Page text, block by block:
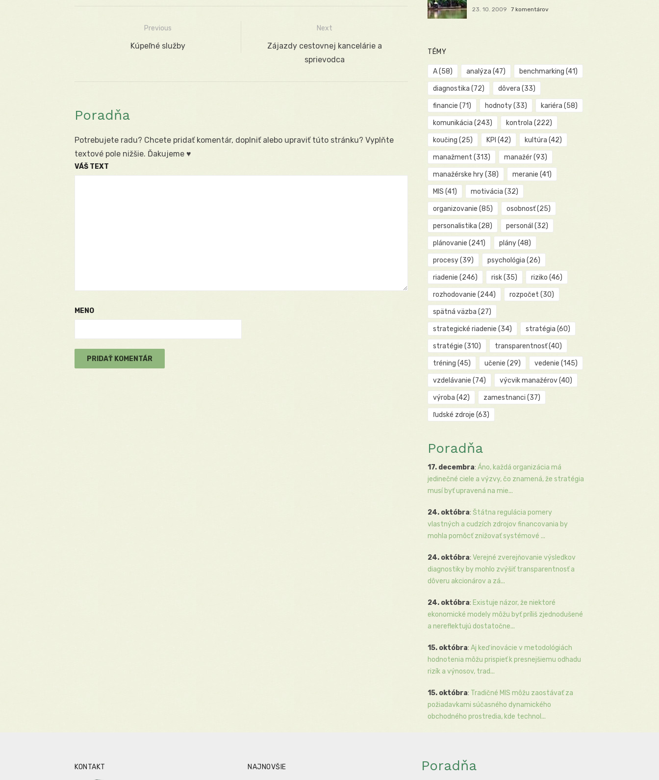
Navigácia
Previous
Previous
Kúpeľné služby
Next
Next
Zájazdy cestovnej kancelárie a
sprievodca
Poradňa
Potrebujete radu? Chcete pridať komentár, doplniť alebo upraviť túto stránku? Vyplňte
textové pole nižšie. Ďakujeme ♥
VÁŠ TEXT
MENO
23. 10. 2009 7 komentárov
TÉMY
A(58) analýza (47) benchmarking (41)
diagnostika (72) dôvera (33)
financie (71) hodnoty(33) kariéra (58)
komunikácia (243) kontrola (222)
koučing (25) KPI (42) kultúra (42)
manažment (313) manažér(93)
manažérske hry(38) meranie (41)
MIS (41) motivácia (32)
organizovanie (85) osobnosť(25)
personalistika (28) personál (32)
plánovanie (241) plány(48)
procesy(39) psychológia (26)
riadenie (246) risk(35) riziko (46)
rozhodovanie (244) rozpočet (30)
spätná väzba (27)
strategické riadenie (34) stratégia (60)
stratégie (310) transparentnosť(40)
tréning (45) učenie (29) vedenie (145)
vzdelávanie (74) výcvik manažérov(40)
výroba (42) zamestnanci (37)
ľudské zdroje (63)
Poradňa
17. decembra: Áno, každá organizácia má
jedinečné ciele a výzvy, čo znamená, že stratégia
musí byť upravená na mie...
24. októbra: Štátna regulácia pomery
vlastných a cudzích zdrojov financovania by
mohla pomôcť znižovať systémové ...
24. októbra: Verejné zverejňovanie výsledkov
diagnostiky by mohlo zvýšiť transparentnosť a
dôveru akcionárov a zá...
24. októbra: Existuje názor, že niektoré
ekonomické modely môžu byť príliš zjednodušené
a nereflektujú dostatočne...
15. októbra: Aj keď inovácie v metodológiách
hodnotenia môžu prispieť k presnejšiemu odhadu
rizík a výnosov, trad...
15. októbra: Tradičné MIS môžu zaostávať za
požiadavkami súčasného dynamického
obchodného prostredia, kde technol...
KONTAKT NAJNOVŠIE Poradňa